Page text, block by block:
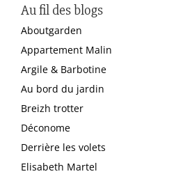
Au fil des blogs
Aboutgarden
Appartement Malin
Argile & Barbotine
Au bord du jardin
Breizh trotter
Déconome
Derrière les volets
Elisabeth Martel